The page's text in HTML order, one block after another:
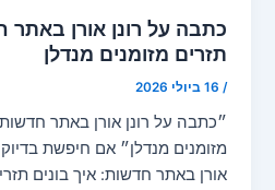
כתבה על רונן אורן באתר
תזרים מזומנים מנדלן
/ 16 ביולי 2026
״כתבה על רונן אורן באתר
מזומנים מנדלן״ אם חיפשת
אורן באתר חדשות: איך בונים